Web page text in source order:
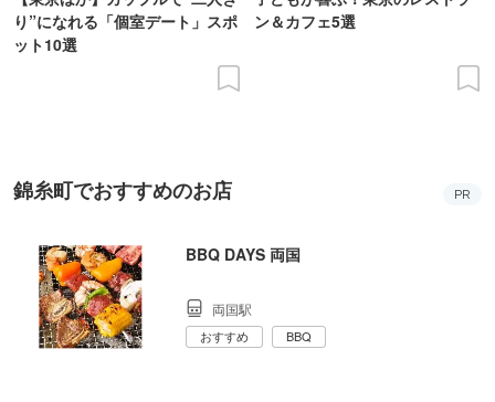
り”になれる「個室デート」スポ
ット10選
ン＆カフェ5選
錦糸町でおすすめのお店 PR
BBQ DAYS 両国
両国駅
おすすめ BBQ